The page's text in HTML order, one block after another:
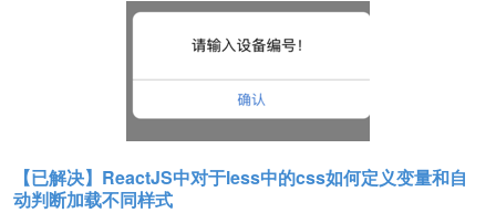
【已解决】ReactJS中对于less中的css如何定义变量和自
动判断加载不同样式